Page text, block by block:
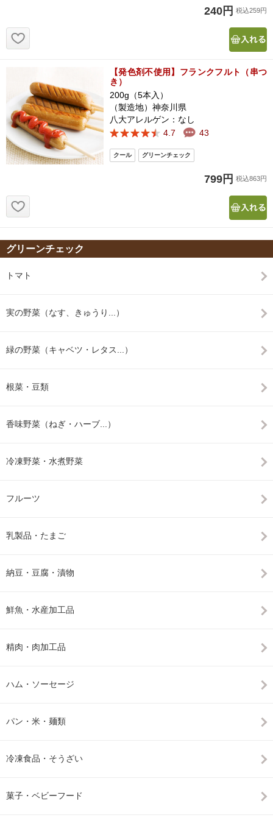
240円 税込259円
【発色剤不使用】フランクフルト（串つ
き）
200g（5本入）
（製造地）神奈川県
八大アレルゲン：なし
4.7
43
799円 税込863円
グリーンチェック
トマト
実の野菜（なす、きゅうり...）
緑の野菜（キャベツ・レタス...）
根菜・豆類
香味野菜（ねぎ・ハーブ...）
冷凍野菜・水煮野菜
フルーツ
乳製品・たまご
納豆・豆腐・漬物
鮮魚・水産加工品
精肉・肉加工品
ハム・ソーセージ
パン・米・麺類
冷凍食品・そうざい
菓子・ベビーフード